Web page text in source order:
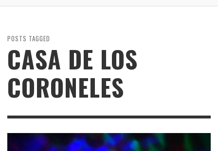
POSTS TAGGED
CASA DE LOS
CORONELES